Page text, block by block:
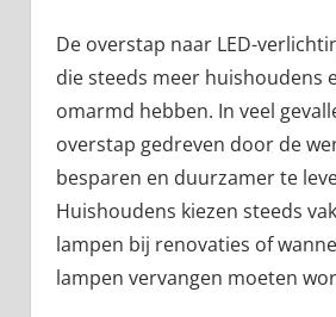
De overstap naar LED-
die steeds meer huishoudens
omarmd hebben. In veel
overstap gedreven door de
besparen en duurzamer te
Huishoudens kiezen steeds
lampen bij renovaties of
lampen vervangen moeten